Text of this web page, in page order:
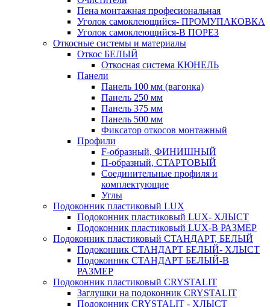
Пена монтажная професиональная
Уголок самоклеющийся- ПРОМУПАКОВКА
Уголок самоклеющийся-В ПОРЕЗ
Откосные системы и материалы
Откос БЕЛЫЙ
Откосная система КЮНЕЛЬ
Панели
Панель 100 мм (вагонка)
Панель 250 мм
Панель 375 мм
Панель 500 мм
Фиксатор откосов монтажный
Профили
F-образный, ФИНИШНЫЙ
П-образный, СТАРТОВЫЙ
Соединительные профиля и
комплектующие
Углы
Подоконник пластиковый LUX
Подоконник пластиковый LUX- ХЛЫСТ
Подоконник пластиковый LUX-В РАЗМЕР
Подоконник пластиковый СТАНДАРТ, БЕЛЫЙ
Подоконник СТАНДАРТ БЕЛЫЙ- ХЛЫСТ
Подоконник СТАНДАРТ БЕЛЫЙ-В
РАЗМЕР
Подоконник пластиковый CRYSTALIT
Заглушки на подоконник CRYSTALIT
Подоконник CRYSTALIT - ХЛЫСТ